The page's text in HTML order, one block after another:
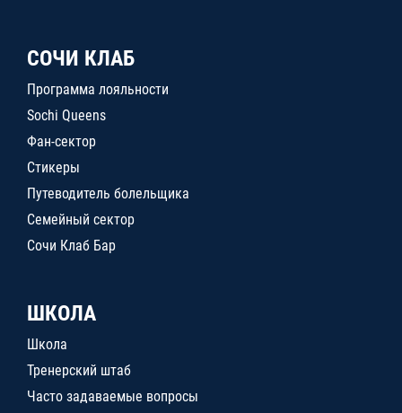
СОЧИ КЛАБ
Программа лояльности
Sochi Queens
Фан-сектор
Стикеры
Путеводитель болельщика
Семейный сектор
Сочи Клаб Бар
ШКОЛА
Школа
Тренерский штаб
Часто задаваемые вопросы